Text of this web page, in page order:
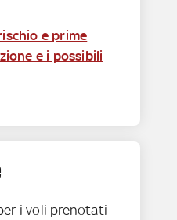
e prime
e i possibili
i voli prenotati